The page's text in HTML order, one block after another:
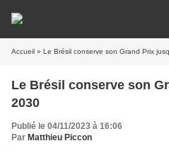
Accueil » Le Brésil conserve son Grand Prix
Le Brésil conserve son
2030
Publié le 04/11/2023 à 16:06
Par Matthieu Piccon